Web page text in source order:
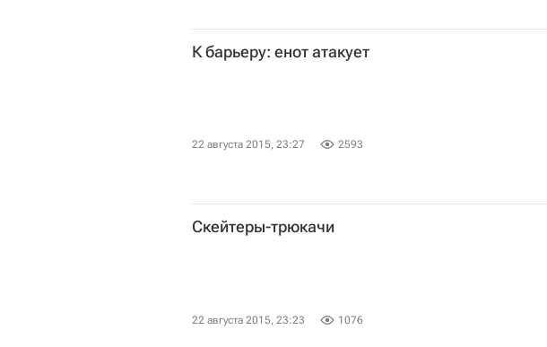
К барьеру: енот атакует
22 августа 2015, 23:27 2593
Скейтеры-трюкачи
22 августа 2015, 23:23 1076